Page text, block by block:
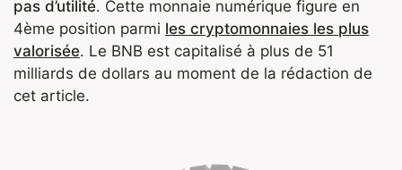
pas d’utilité. Cette monnaie numérique figure en
4ème position parmi les cryptomonnaies les plus
valorisée. Le BNB est capitalisé à plus de 51
milliards de dollars au moment de la rédaction de
cet article.